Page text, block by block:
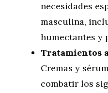
necesidades
masculina,
humectantes y
Tratamientos
Cremas y
combatir los